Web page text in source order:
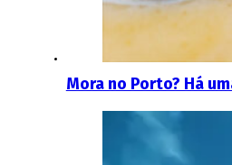
Mora no Porto? Há